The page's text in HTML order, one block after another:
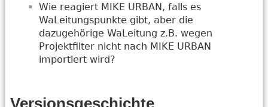
Wie reagiert MIKE URBAN, falls es
WaLeitungspunkte gibt, aber die
dazugehörige WaLeitung z.B. wegen
Projektfilter nicht nach MIKE URBAN
importiert wird?